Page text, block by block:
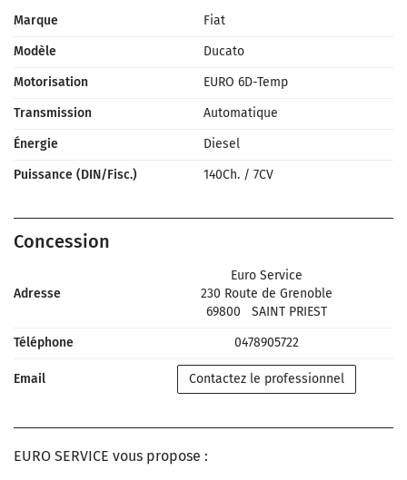
Marque
Fiat
Modèle
Ducato
Motorisation
EURO 6D-Temp
Transmission
Automatique
Énergie
Diesel
Puissance (DIN/Fisc.)
140Ch. / 7CV
Concession
Adresse
Euro Service
230 Route de Grenoble
69800
SAINT PRIEST
Téléphone
0478905722
Email Contactez le professionnel
EURO SERVICE vous propose :